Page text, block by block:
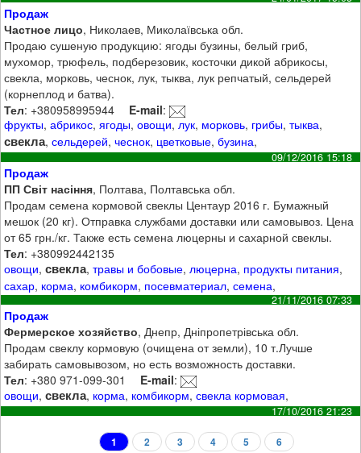
Продаж
Частное лицо, Николаев, Миколаївська обл.
Продаю сушеную продукцию: ягоды бузины, белый гриб,
мухомор, трюфель, подберезовик, косточки дикой абрикосы,
свекла, морковь, чеснок, лук, тыква, лук репчатый, сельдерей
(корнеплод и батва).
Тел: +380958995944 E-mail:
фрукты,абрикос,ягоды,овощи,лук, морковь, грибы,тыква,
свекла,сельдерей,чеснок, цветковые,бузина,
09/12/2016 15:18
Продаж
ПП Світ насіння, Полтава, Полтавська обл.
Продам семена кормовой свеклы Центаур 2016 г. Бумажный
мешок (20 кг). Отправка службами доставки или самовывоз. Цена
от 65 грн./кг. Также есть семена люцерны и сахарной свеклы.
Тел: +380992442135
овощи,свекла,травы и бобовые, люцерна, продукты питания,
сахар, корма, комбикорм, посевматериал,семена,
21/11/2016 07:33
Продаж
Фермерское хозяйство, Днепр, Дніпропетрівська обл.
Продам свеклу кормовую (очищена от земли), 10 т.Лучше
забирать самовывозом, но есть возможность доставки.
Тел: +380 971-099-301 E-mail:
овощи,свекла, корма, комбикорм,свекла кормовая,
17/10/2016 21:23
1 2 3 4 5 6